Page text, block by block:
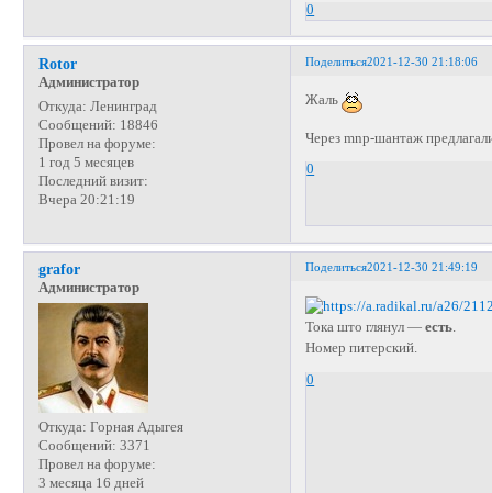
0
Поделиться2021-12-30 21:18:06
Rotor
Администратор
Откуда: Ленинград
Сообщений: 18846
Провел на форуме:
1 год 5 месяцев
Последний визит:
Вчера 20:21:19
Жаль
Через mnp-шантаж
0
Поделиться2021-12-30 21:49:19
grafor
Администратор
Откуда: Горная Адыгея
Сообщений: 3371
Провел на форуме:
3 месяца 16 дней
Тока што глянул —есть
Номер питерский.
0